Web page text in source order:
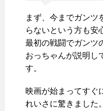
まず、今までガンツ
らないという方も安
最初の戦闘でガンツ
おっちゃんが説明し
す。
映画が始まってすぐ
れいさに驚きました。